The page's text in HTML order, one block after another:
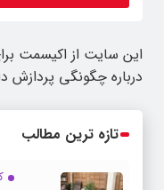
این سایت از اکیسمت
درباره چگونگی پردازش
تازه ترین مطالب